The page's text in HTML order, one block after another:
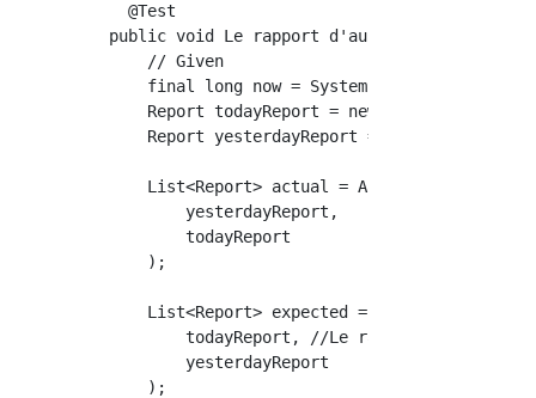
  @Test
public void Le rapport d'aujourd'hui vient
    // Given
final long now =
Report todayReport = new Report(new
Report yesterdayReport = new Report(new
    List<Report> actual = Arrays.asList(
        yesterdayReport,
        todayReport
    );
    List<Report> expected = Arrays.asList(
todayReport, //Le rapport daté
        yesterdayReport
    );